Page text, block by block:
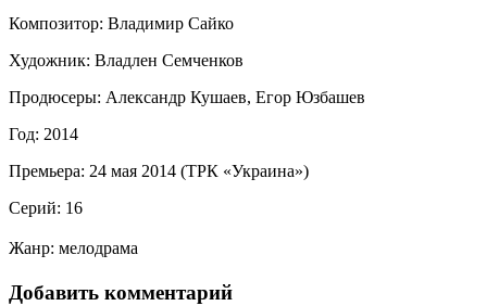
Композитор: Владимир Сайко
Художник: Владлен Семченков
Продюсеры: Александр Кушаев, Егор Юзбашев
Год: 2014
Премьера: 24 мая 2014 (ТРК «Украина»)
Cерий: 16
Жанр: мелодрама
Добавить комментарий